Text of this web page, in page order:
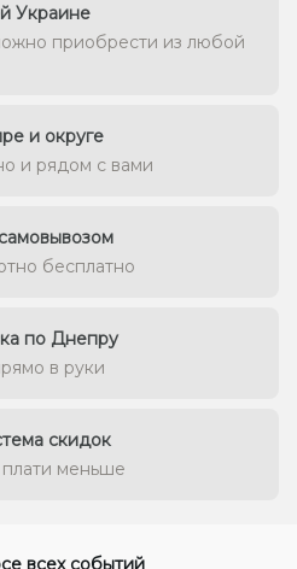
Украине
приобрести из любой
и округе
и рядом с вами
бесплатно
по Днепру
в руки
скидок
меньше
всех событий